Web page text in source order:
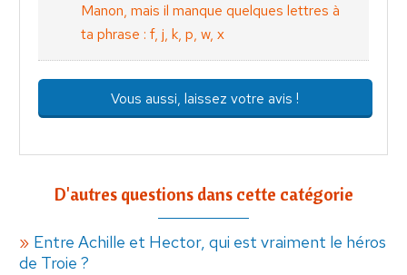
Manon, mais il manque quelques lettres à
ta phrase : f, j, k, p, w, x
Vous aussi, laissez votre avis !
D'autres questions dans cette catégorie
Entre Achille et Hector, qui est vraiment le héros
de Troie ?